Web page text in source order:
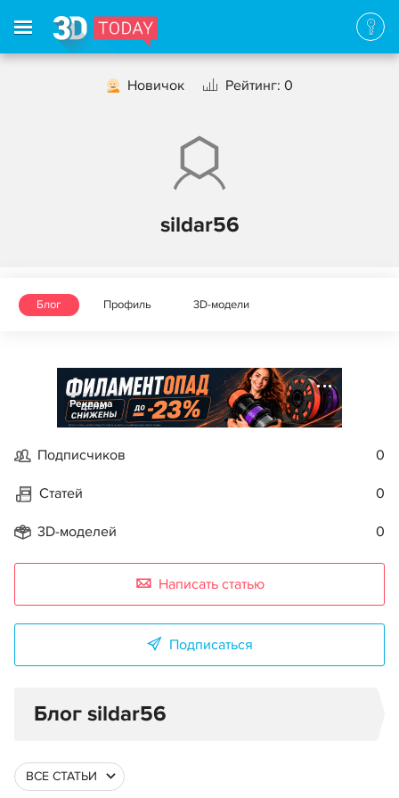
Новичок Рейтинг: 0
sildar56
Блог Профиль 3D-модели
Реклама
Подписчиков 0
Статей 0
3D-моделей 0
Написать статью
Подписаться
Блог sildar56
ВСЕ СТАТЬИ